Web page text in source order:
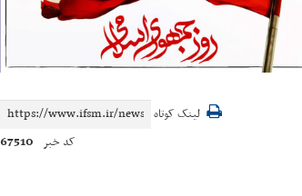
لینک کوتاه
کد خبر 67510